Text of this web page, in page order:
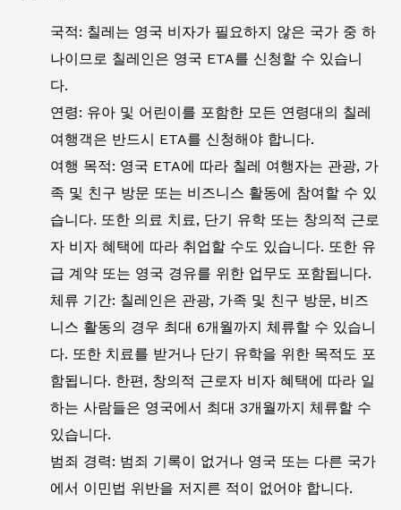
국적: 칠레는 영국 비자가 필요하지 않은 국가 중 하
나이므로 칠레인은 영국 ETA를 신청할 수 있습니
다.
연령: 유아 및 어린이를 포함한 모든 연령대의 칠레
여행객은 반드시 ETA를 신청해야 합니다.
여행 목적: 영국 ETA에 따라 칠레 여행자는 관광, 가
족 및 친구 방문 또는 비즈니스 활동에 참여할 수 있
습니다. 또한 의료 치료, 단기 유학 또는 창의적 근로
자 비자 혜택에 따라 취업할 수도 있습니다. 또한 유
급 계약 또는 영국 경유를 위한 업무도 포함됩니다.
체류 기간: 칠레인은 관광, 가족 및 친구 방문, 비즈
니스 활동의 경우 최대 6개월까지 체류할 수 있습니
다. 또한 치료를 받거나 단기 유학을 위한 목적도 포
함됩니다. 한편, 창의적 근로자 비자 혜택에 따라 일
하는 사람들은 영국에서 최대 3개월까지 체류할 수
있습니다.
범죄 경력: 범죄 기록이 없거나 영국 또는 다른 국가
에서 이민법 위반을 저지른 적이 없어야 합니다.